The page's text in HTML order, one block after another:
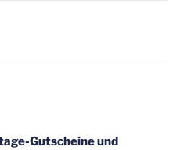
Gutscheine und